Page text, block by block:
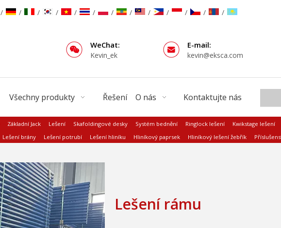
/ / / / / / / / / / / / /
WeChat:
Kevin_ek
E-mail:
kevin@eksca.com
Všechny produkty Řešení O nás Kontaktujte nás
Základní Jack Lešení Skafoldingové desky Systém bednění Ringlock lešení
Kwikstage lešení
Lešení brány Lešení potrubí Lešení hliníku Hliníkový paprsek Hliníkový lešení žebřík
Lešení rámu